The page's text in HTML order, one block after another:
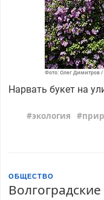
Фото: Олег Димитров /
Нарвать букет на
экология
ОБЩЕСТВО